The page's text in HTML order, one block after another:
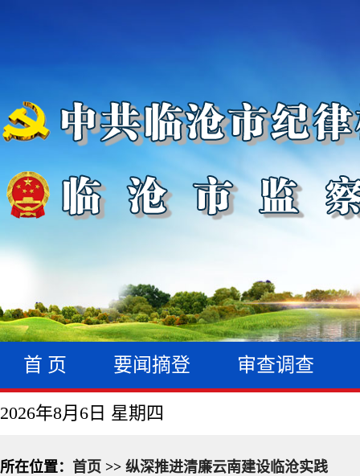
首 页 要闻摘登 审查调查
2026年8月6日 星期四
所在位置： 首页 >> 纵深推进清廉云南建设临沧实践